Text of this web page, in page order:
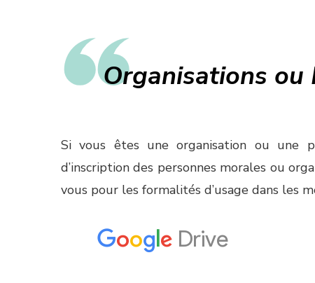
Organisations ou
Si vous êtes une organisation ou une
d’inscription des personnes morales ou
vous pour les formalités d’usage dans les